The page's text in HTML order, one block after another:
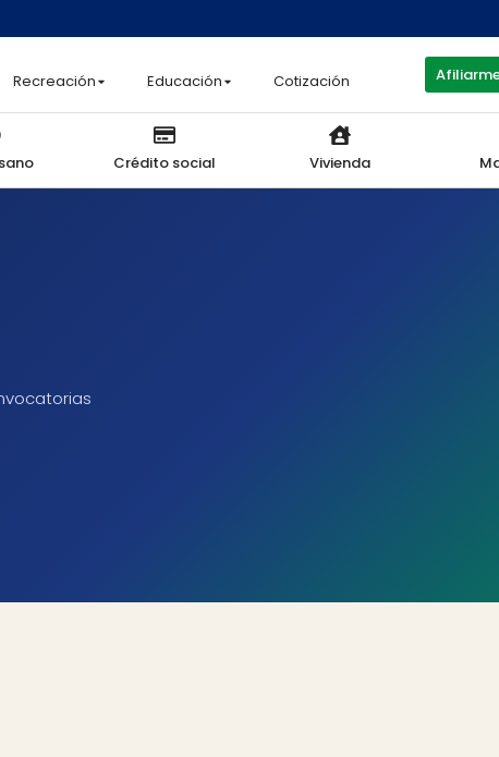
Recreación Educación Cotización
Crédito social Vivienda